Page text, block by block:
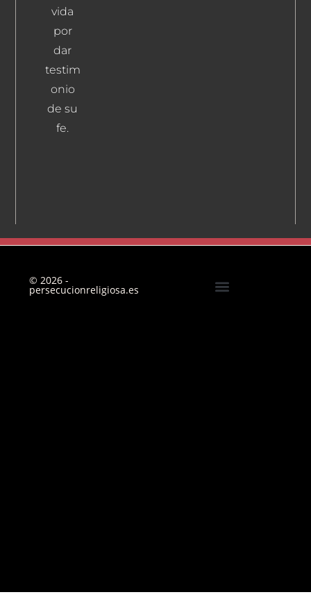
vida
por
dar
testim
onio
de su
fe.
© 2026 -
persecucionreligiosa.es